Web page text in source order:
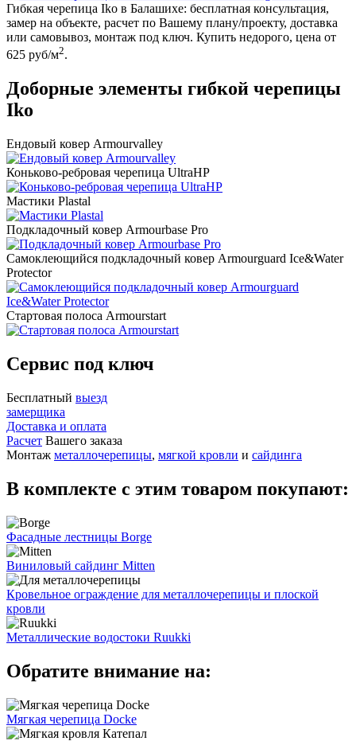
Гибкая черепица Iko в Балашихе: бесплатная консультация,
замер на объекте, расчет по Вашему плану/проекту, доставка
или самовывоз, монтаж под ключ. Купить недорого, цена от
625 руб/м2.
Доборные элементы гибкой черепицы
Iko
Ендовый ковер Armourvalley
Коньково-ребровая черепица UltraHP
Мастики Plastal
Подкладочный ковер Armourbase Pro
Самоклеющийся подкладочный ковер Armourguard Ice&Water
Protector
Стартовая полоса Armourstart
Сервис под ключ
Бесплатный выезд
замерщика
Доставка и оплата
Расчет Вашего заказа
Монтаж металлочерепицы, мягкой кровли и сайдинга
В комплекте с этим товаром покупают:
Фасадные лестницы Borge
Виниловый сайдинг Mitten
Кровельное ограждение для металлочерепицы и плоской
кровли
Металлические водостоки Ruukki
Обратите внимание на:
Мягкая черепица Docke